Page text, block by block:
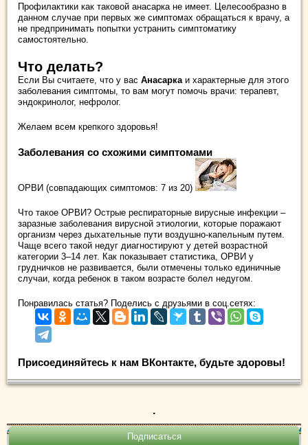
Профилактики как таковой анасарка не имеет. Целесообразно в
данном случае при первых же симптомах обращаться к врачу, а
не предпринимать попытки устранить симптоматику
самостоятельно.
Что делать?
Если Вы считаете, что у вас Анасарка и характерные для этого
заболевания симптомы, то вам могут помочь врачи: терапевт,
эндокринолог, нефролог.
Желаем всем крепкого здоровья!
Заболевания со схожими симптомами
ОРВИ (совпадающих симптомов: 7 из 20)
Что такое ОРВИ? Острые респираторные вирусные инфекции –
заразные заболевания вирусной этиологии, которые поражают
организм через дыхательные пути воздушно-капельным путем.
Чаще всего такой недуг диагностируют у детей возрастной
категории 3–14 лет. Как показывает статистика, ОРВИ у
грудничков не развивается, были отмечены только единичные
случаи, когда ребенок в таком возрасте болел недугом.
Понравилась статья? Поделись с друзьями в соц.сетях:
Присоединяйтесь к нам ВКонтакте, будьте здоровы!
.